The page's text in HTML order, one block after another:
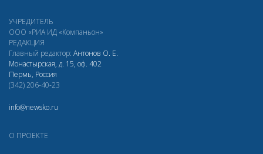
УЧРЕДИТЕЛЬ
ООО «РИА ИД «Компаньон»
РЕДАКЦИЯ
Главный редактор: Антонов О. Е.
Монастырская, д. 15, оф. 402
Пермь, Россия
(342) 206-40-23
info@newsko.ru
О ПРОЕКТЕ